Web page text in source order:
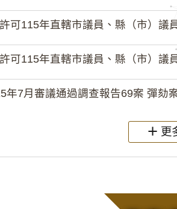
可115年直轄市議員、縣（市）議員
可115年直轄市議員、縣（市）議員
年7月審議通過調查報告69案 彈劾
更